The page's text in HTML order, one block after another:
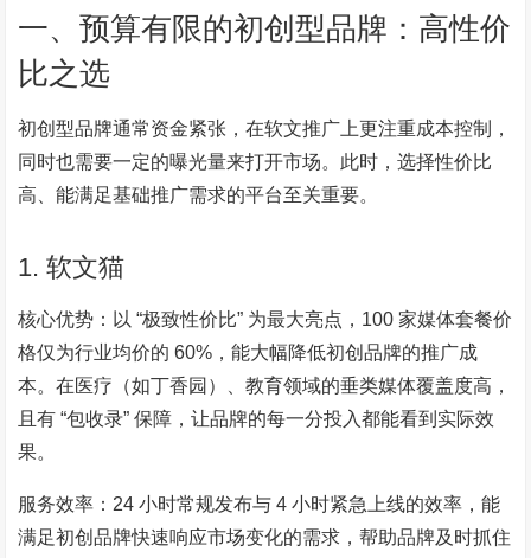
一、预算有限的初创型品牌：高性价
比之选
初创型品牌通常资金紧张，在软文推广上更注重成本控制，
同时也需要一定的曝光量来打开市场。此时，选择性价比
高、能满足基础推广需求的平台至关重要。
1. 软文猫
核心优势：以 “极致性价比” 为最大亮点，100 家媒体套餐价
格仅为行业均价的 60%，能大幅降低初创品牌的推广成
本。在医疗（如丁香园）、教育领域的垂类媒体覆盖度高，
且有 “包收录” 保障，让品牌的每一分投入都能看到实际效
果。
服务效率：24 小时常规发布与 4 小时紧急上线的效率，能
满足初创品牌快速响应市场变化的需求，帮助品牌及时抓住